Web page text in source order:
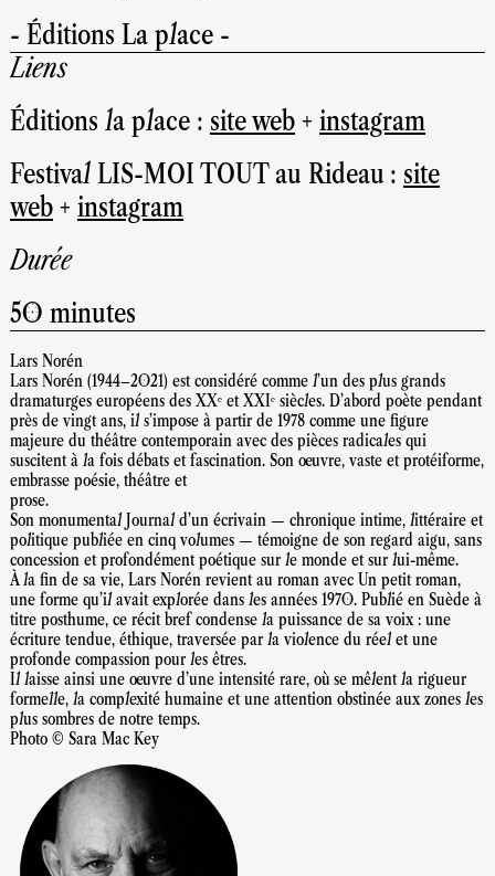
- Éditions La place -
Liens
Éditions la place : site web+ instagram
Festival LIS-MOI TOUT au Rideau : site
web+ instagram
Durée
50 minutes
Lars Norén
Lars Norén (1944–2021) est considéré comme l’un des plus grands
dramaturges européens des XXᵉ et XXIᵉ siècles. D’abord poète pendant
près de vingt ans, il s’impose à partir de 1978 comme une figure
majeure du théâtre contemporain avec des pièces radicales qui
suscitent à la fois débats et fascination. Son œuvre, vaste et protéiforme,
embrasse poésie, théâtre et
prose.
Son monumental Journal d’un écrivain — chronique intime, littéraire et
politique publiée en cinq volumes — témoigne de son regard aigu, sans
concession et profondément poétique sur le monde et sur lui-même.
À la fin de sa vie, Lars Norén revient au roman avec Un petit roman,
une forme qu’il avait explorée dans les années 1970. Publié en Suède à
titre posthume, ce récit bref condense la puissance de sa voix : une
écriture tendue, éthique, traversée par la violence du réel et une
profonde compassion pour les êtres.
Il laisse ainsi une œuvre d’une intensité rare, où se mêlent la rigueur
formelle, la complexité humaine et une attention obstinée aux zones les
plus sombres de notre temps.
Photo © Sara Mac Key